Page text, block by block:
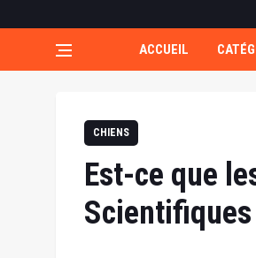
ACCUEIL
CHIENS
Est-ce que